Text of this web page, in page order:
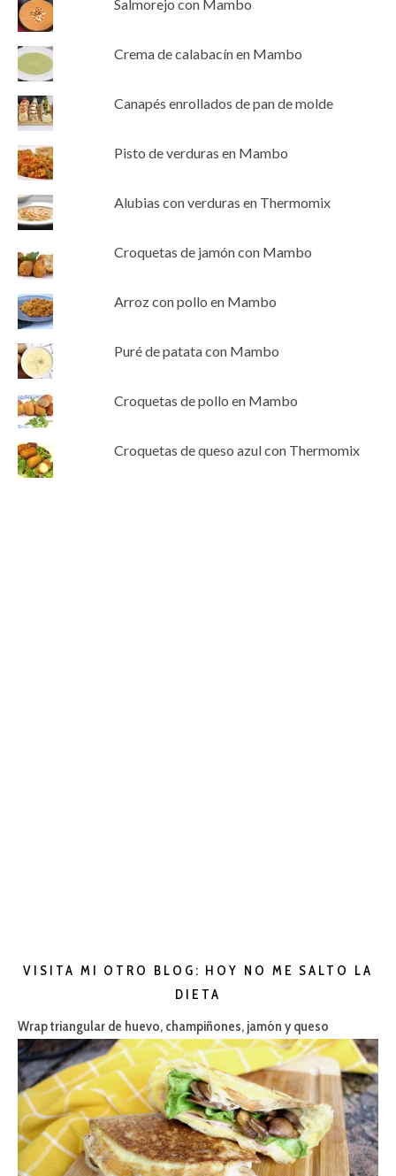
Salmorejo con Mambo
Crema de calabacín en Mambo
Canapés enrollados de pan de molde
Pisto de verduras en Mambo
Alubias con verduras en Thermomix
Croquetas de jamón con Mambo
Arroz con pollo en Mambo
Puré de patata con Mambo
Croquetas de pollo en Mambo
Croquetas de queso azul con Thermomix
VISITA MI OTRO BLOG: HOY NO ME SALTO LA
DIETA
Wrap triangular de huevo, champiñones, jamón y queso